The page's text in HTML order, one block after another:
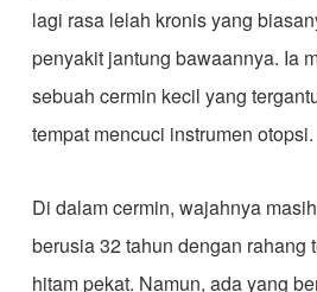
lagi rasa lelah kronis yang
penyakit jantung bawaannya. Ia
sebuah cermin kecil yang
tempat mencuci instrumen otopsi.
​Di dalam cermin, wajahnya
berusia 32 tahun dengan rahang
hitam pekat. Namun, ada yang